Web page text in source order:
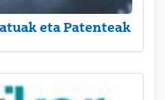
eta Patenteak